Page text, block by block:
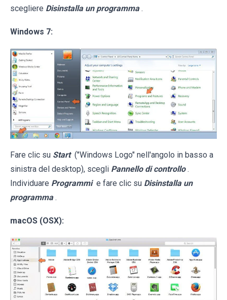
scegliere Disinstalla un programma .
Windows 7:
Fare clic su Start ("Windows Logo" nell'angolo in basso a
sinistra del desktop), scegli Pannello di controllo .
Individuare Programmi e fare clic su Disinstalla un
programma .
macOS (OSX):